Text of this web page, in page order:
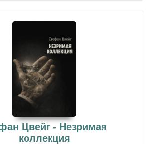
Цвейг - Незримая
коллекция